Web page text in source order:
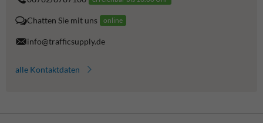
Chatten Sie mit uns online
info@trafficsupply.de
alle Kontaktdaten